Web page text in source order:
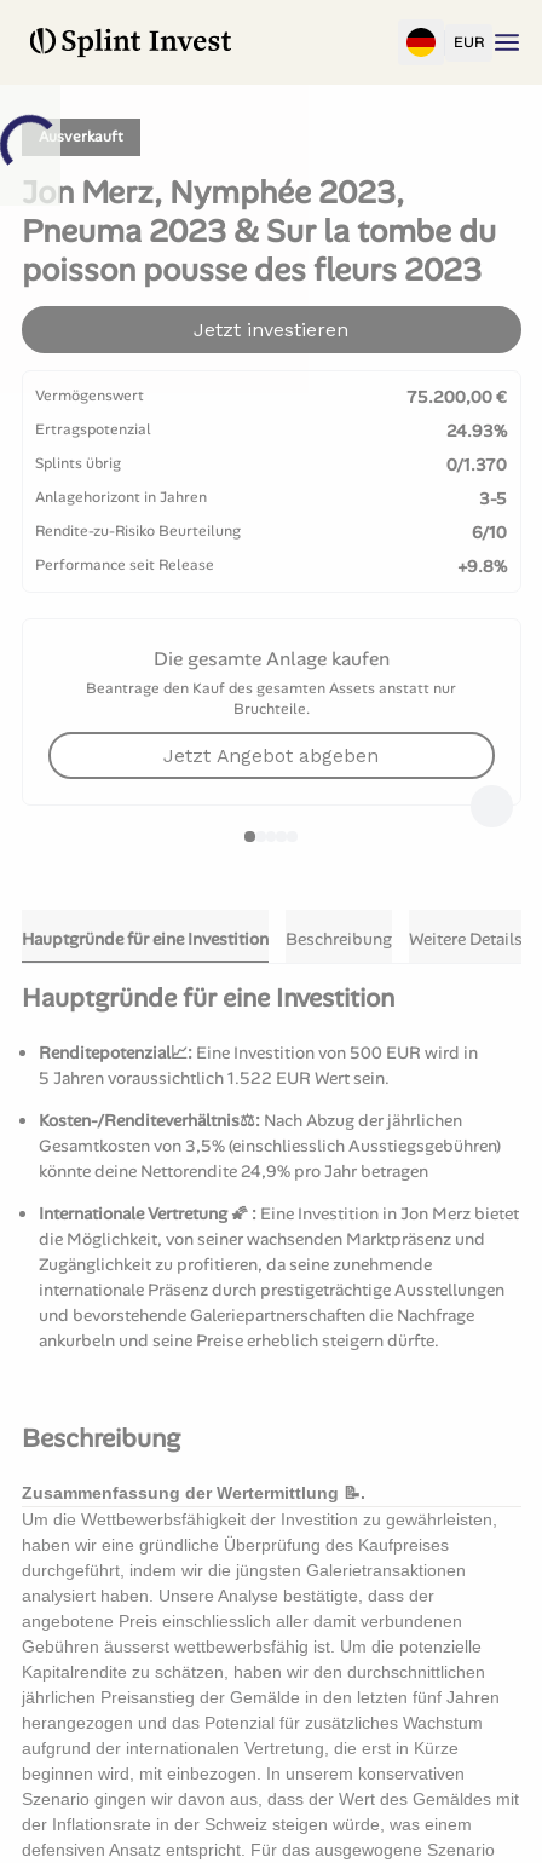
EUR
Ausverkauft
Jon Merz, Nymphée 2023,
Pneuma 2023 & Sur la tombe du
poisson pousse des fleurs 2023
Jetzt investieren
Vermögenswert 75.200,00 €
Ertragspotenzial 24.93%
Splints übrig 0/1.370
Anlagehorizont in Jahren 3-5
Rendite-zu-Risiko Beurteilung 6/10
Performance seit Release +9.8%
Die gesamte Anlage kaufen
Beantrage den Kauf des gesamten Assets anstatt nur
Bruchteile.
Jetzt Angebot abgeben
Hauptgründe für eine Investition Beschreibung Weitere Details
Hauptgründe für eine Investition
Renditepotenzial📈: Eine Investition von 500 EUR wird in
5 Jahren voraussichtlich 1.522 EUR Wert sein.
Kosten-/Renditeverhältnis⚖️: Nach Abzug der jährlichen
Gesamtkosten von 3,5% (einschliesslich Ausstiegsgebühren)
könnte deine Nettorendite 24,9% pro Jahr betragen
Internationale Vertretung 🌠 : Eine Investition in Jon Merz bietet
die Möglichkeit, von seiner wachsenden Marktpräsenz und
Zugänglichkeit zu profitieren, da seine zunehmende
internationale Präsenz durch prestigeträchtige Ausstellungen
und bevorstehende Galeriepartnerschaften die Nachfrage
ankurbeln und seine Preise erheblich steigern dürfte.
Beschreibung
Zusammenfassung der Wertermittlung 📝.
Um die Wettbewerbsfähigkeit der Investition zu gewährleisten,
haben wir eine gründliche Überprüfung des Kaufpreises
durchgeführt, indem wir die jüngsten Galerietransaktionen
analysiert haben. Unsere Analyse bestätigte, dass der
angebotene Preis einschliesslich aller damit verbundenen
Gebühren äusserst wettbewerbsfähig ist. Um die potenzielle
Kapitalrendite zu schätzen, haben wir den durchschnittlichen
jährlichen Preisanstieg der Gemälde in den letzten fünf Jahren
herangezogen und das Potenzial für zusätzliches Wachstum
aufgrund der internationalen Vertretung, die erst in Kürze
beginnen wird, mit einbezogen. In unserem konservativen
Szenario gingen wir davon aus, dass der Wert des Gemäldes mit
der Inflationsrate in der Schweiz steigen würde, was einem
defensiven Ansatz entspricht. Für das ausgewogene Szenario